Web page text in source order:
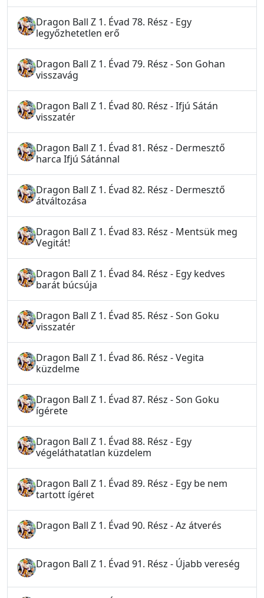
Dragon Ball Z 1. Évad 78. Rész - Egy
legyőzhetetlen erő
Dragon Ball Z 1. Évad 79. Rész - Son Gohan
visszavág
Dragon Ball Z 1. Évad 80. Rész - Ifjú Sátán
visszatér
Dragon Ball Z 1. Évad 81. Rész - Dermesztő
harca Ifjú Sátánnal
Dragon Ball Z 1. Évad 82. Rész - Dermesztő
átváltozása
Dragon Ball Z 1. Évad 83. Rész - Mentsük meg
Vegitát!
Dragon Ball Z 1. Évad 84. Rész - Egy kedves
barát búcsúja
Dragon Ball Z 1. Évad 85. Rész - Son Goku
visszatér
Dragon Ball Z 1. Évad 86. Rész - Vegita
küzdelme
Dragon Ball Z 1. Évad 87. Rész - Son Goku
ígérete
Dragon Ball Z 1. Évad 88. Rész - Egy
végeláthatatlan küzdelem
Dragon Ball Z 1. Évad 89. Rész - Egy be nem
tartott ígéret
Dragon Ball Z 1. Évad 90. Rész - Az átverés
Dragon Ball Z 1. Évad 91. Rész - Újabb vereség